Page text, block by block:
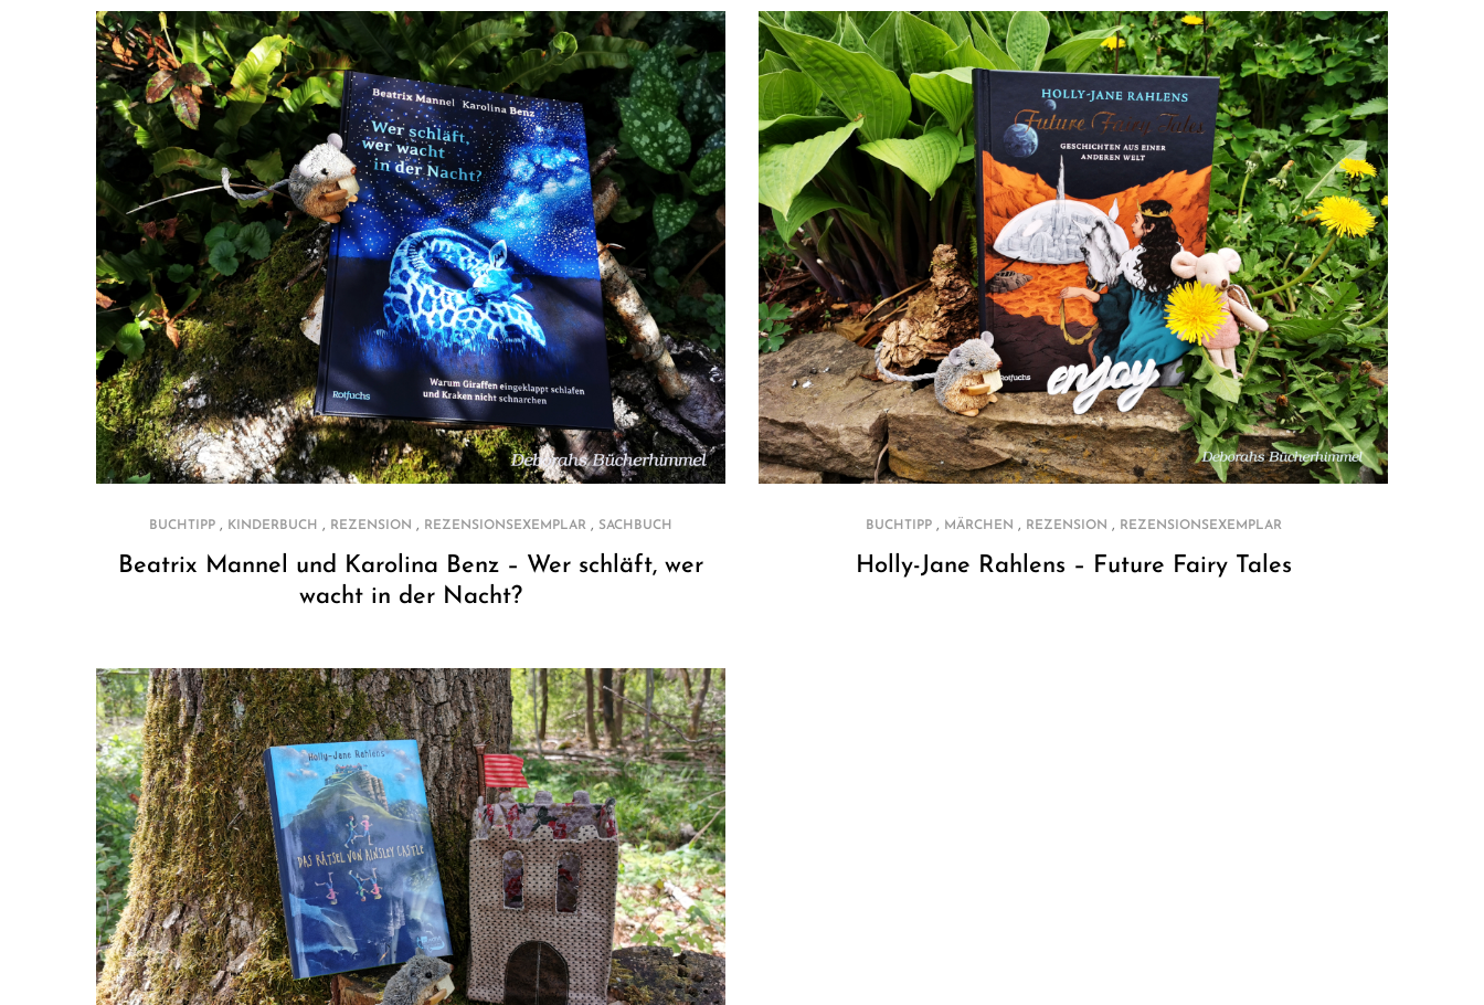
BUCHTIPP , KINDERBUCH , REZENSION , REZENSIONSEXEMPLAR , SACHBUCH
Beatrix Mannel und Karolina Benz – Wer schläft, wer
wacht in der Nacht?
BUCHTIPP, MÄRCHEN , REZENSION , REZENSIONSEXEMPLAR
Holly-Jane Rahlens – Future Fairy Tales